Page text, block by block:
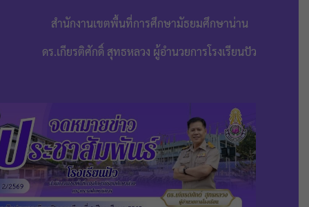
สำนักงานเขตพื้นที่การศึกษามัธยมศึกษาน่าน
ดร.เกียรติศักดิ์ สุทธหลวง ผู้อำนวยการโรงเรียนปัว